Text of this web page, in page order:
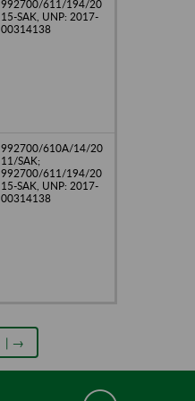
992700/611/194/20
15-SAK, UNP: 2017-
00314138
992700/610A/14/20
11/SAK;
992700/611/194/20
15-SAK, UNP: 2017-
00314138
| →